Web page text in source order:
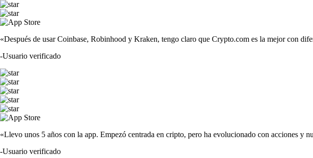
«Después de usar Coinbase, Robinhood y Kraken, tengo claro que Crypto.com es la mejor con
-Usuario verificado
«Llevo unos 5 años con la app. Empezó centrada en cripto, pero ha evolucionado con acciones y
-Usuario verificado